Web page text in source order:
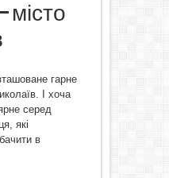
місто
гарне
І хоча
серед
які
в